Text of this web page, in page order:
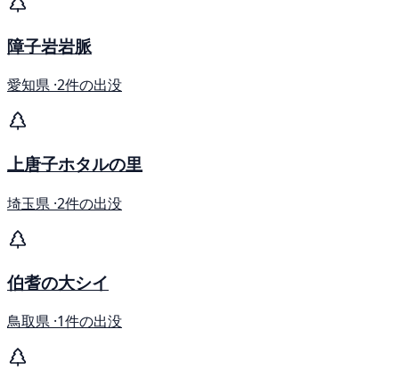
障子岩岩脈
愛知県 ·2件の出没
上唐子ホタルの里
埼玉県 ·2件の出没
伯耆の大シイ
鳥取県 ·1件の出没